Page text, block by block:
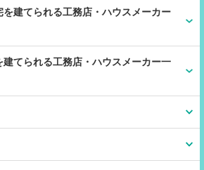
建てられる工務店・ハウスメーカー
てられる工務店・ハウスメーカー一